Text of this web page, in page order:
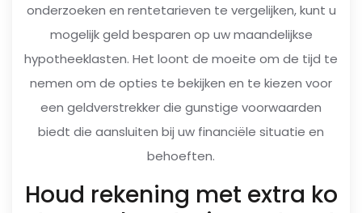
onderzoeken en rentetarieven te vergelijken, kunt u
mogelijk geld besparen op uw maandelijkse
hypotheeklasten. Het loont de moeite om de tijd te
nemen om de opties te bekijken en te kiezen voor
een geldverstrekker die gunstige voorwaarden
biedt die aansluiten bij uw financiële situatie en
behoeften.
Houd rekening met extra ko